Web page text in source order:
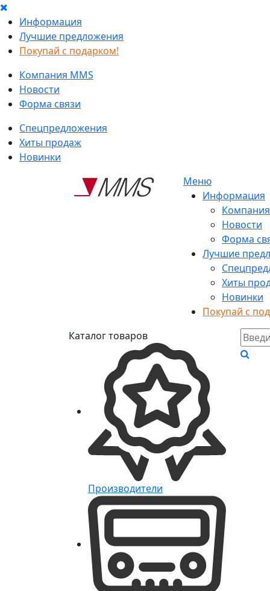
Информация
Лучшие предложения
Покупай с подарком!
Компания MMS
Новости
Форма связи
Спецпредложения
Хиты продаж
Новинки
Меню
Информация
Новости
Форма
Лучшие
Хиты
Новинки
Покупай с
Каталог товаров
Производители